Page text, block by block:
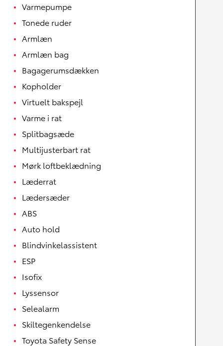
Varmepumpe
Tonede ruder
Armlæn
Armlæn bag
Bagagerumsdækken
Kopholder
Virtuelt bakspejl
Varme i rat
Splitbagsæde
Multijusterbart rat
Mørk loftbeklædning
Læderrat
Lædersæder
ABS
Auto hold
Blindvinkelassistent
ESP
Isofix
Lyssensor
Selealarm
Skiltegenkendelse
Toyota Safety Sense